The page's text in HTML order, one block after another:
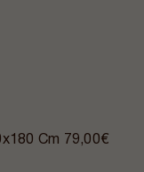
Cm 79,00€